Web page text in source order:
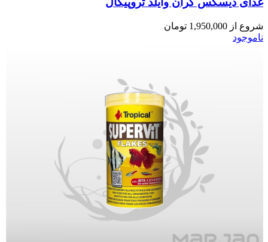
شروع از 1,950,000 تومان
ناموجود